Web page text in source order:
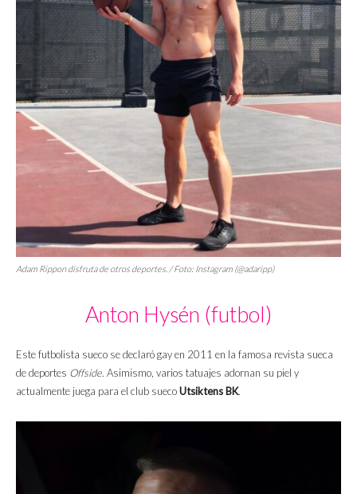
Adam Rippon disfruta de otros deportes. / Foto: Instagram (@adaripp)
Anton Hysén (futbol)
Este futbolista sueco se declaró gay en 2011 en la famosa revista sueca
de deportes Offside. Asimismo, varios tatuajes adornan su piel y
actualmente juega para el club suecoUtsiktens BK.